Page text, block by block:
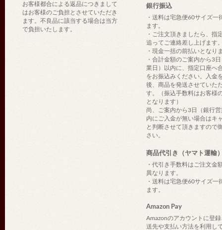
お客様都合による返品につきまして
はお客様のご負担とさせていただき
ます。不良品に該当する場合は当方
で負担いたします。
銀行振込
・送料は宅急便60サイズ一
ます。
・ご注文頂きましたら、指
追ってご連絡差し上げます
・現金一括の前払いとなり
・合計金額のご案内から3
業日）以内に、指定口座へ
をお振込みください。入金
後、商品を発送させていた
す。（振込手数料はお客様
となります）
尚、ご案内から3日（銀行
内にご入金が無い場合はキ
と判断させて頂きますので
さい。
商品代引き（ヤマト運輸
・代引き手数料はご注文金
異なります。
・送料は宅急便60サイズ一
ます。
Amazon Pay
Amazonのアカウントに登
送先や支払い方法を利用し